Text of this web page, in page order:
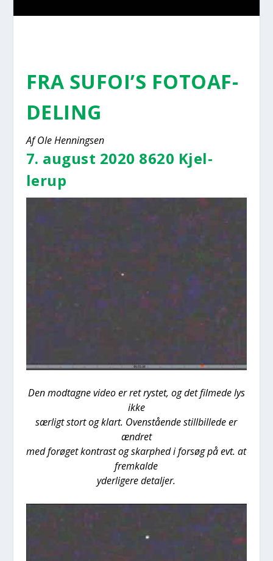
FRA SUFOI’S FOTO­AF­
DE­LING
Af Ole Hen­nings­en
7. august 2020 8620 Kjel­
lerup
Den mod­tag­ne video er ret rystet, og det fil­me­de lys
ikke
sær­ligt stort og klart. Oven­stå­en­de stil­l­bil­le­de er
ændret
med for­ø­get kon­trast og skarp­hed i for­søg på evt. at
frem­kal­de
yder­li­ge­re detal­jer.